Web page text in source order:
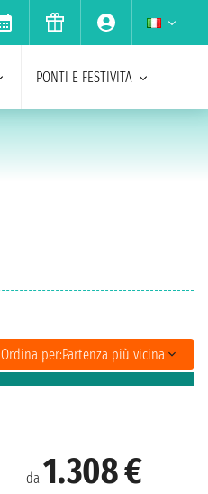
PONTI E FESTIVITA
Ordina per:Partenza più vicina
da 1.308 €